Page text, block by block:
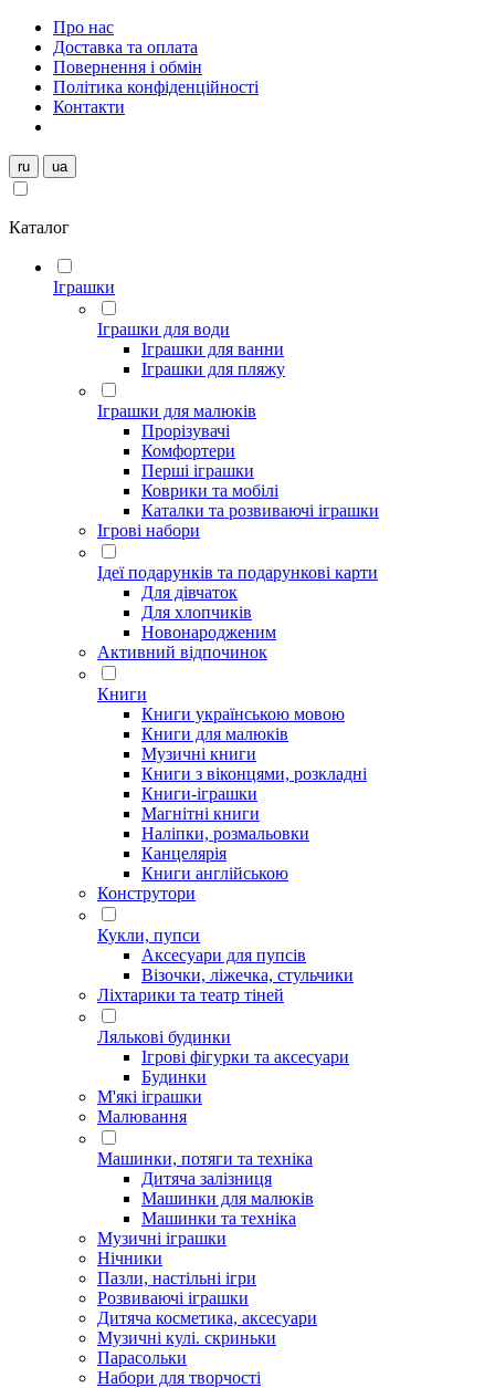
Про нас
Доставка та оплата
Повернення і обмін
Політика конфіденційності
Контакти
ru ua
Каталог
Іграшки
Іграшки для води
Іграшки для ванни
Іграшки для пляжу
Іграшки для малюків
Прорізувачі
Комфортери
Перші іграшки
Коврики та мобілі
Каталки та розвиваючі іграшки
Ігрові набори
Ідеї ​​подарунків та подарункові карти
Для дівчаток
Для хлопчиків
Новонародженим
Активний відпочинок
Книги
Книги українською мовою
Книги для малюків
Музичні книги
Книги з віконцями, розкладні
Книги-іграшки
Магнітні книги
Наліпки, розмальовки
Канцелярія
Книги англійською
Конструтори
Кукли, пупси
Аксесуари для пупсів
Візочки, ліжечка, стульчики
Ліхтарики та театр тіней
Лялькові будинки
Ігрові фігурки та аксесуари
Будинки
М'які іграшки
Малювання
Машинки, потяги та техніка
Дитяча залізниця
Машинки для малюків
Машинки та техніка
Музичні іграшки
Нічники
Пазли, настільні ігри
Розвиваючі іграшки
Дитяча косметика, аксесуари
Музичні кулі. скриньки
Парасольки
Набори для творчості